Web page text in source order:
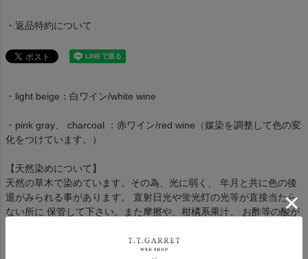
・返品特約について
・light beige：白ワイン/white wine
・pink gray、 charcoal ：赤ワイン/red wine（媒染を調整して色の変
化をつけています。）
【天然染めについて】
天然の草木で染めています。その為、光に弱く、 年月と共に色の後
退がみられる事があります。 直射日光や蛍光灯の光等が直接当たら
ない所に 保管して下さい。また摩擦や、柑橘系果汁、 お酢等の酸が
白い物との 着用は、色移りしますのでお控え下さい。 クリーニング